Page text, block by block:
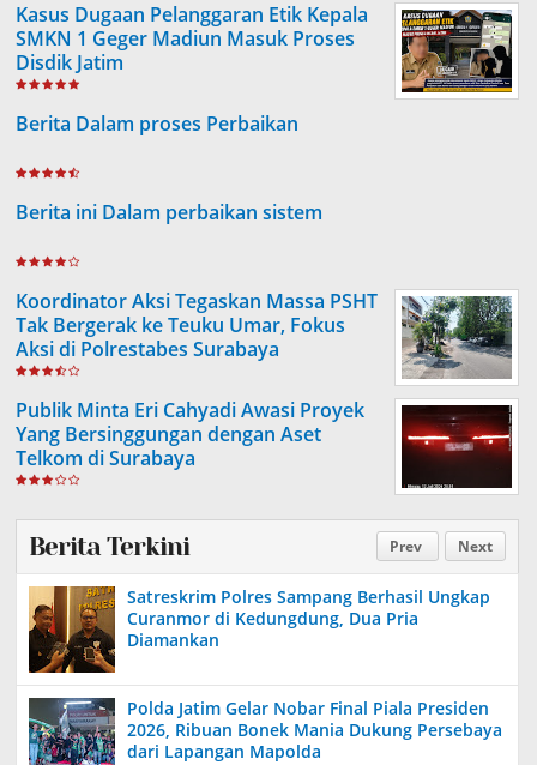
Kasus Dugaan Pelanggaran Etik Kepala
SMKN 1 Geger Madiun Masuk Proses
Disdik Jatim
Berita Dalam proses Perbaikan
Berita ini Dalam perbaikan sistem
Koordinator Aksi Tegaskan Massa PSHT
Tak Bergerak ke Teuku Umar, Fokus
Aksi di Polrestabes Surabaya
Publik Minta Eri Cahyadi Awasi Proyek
Yang Bersinggungan dengan Aset
Telkom di Surabaya
Prev Next
Berita Terkini
Satreskrim Polres Sampang Berhasil Ungkap
Curanmor di Kedungdung, Dua Pria
Diamankan
Polda Jatim Gelar Nobar Final Piala Presiden
2026, Ribuan Bonek Mania Dukung Persebaya
dari Lapangan Mapolda